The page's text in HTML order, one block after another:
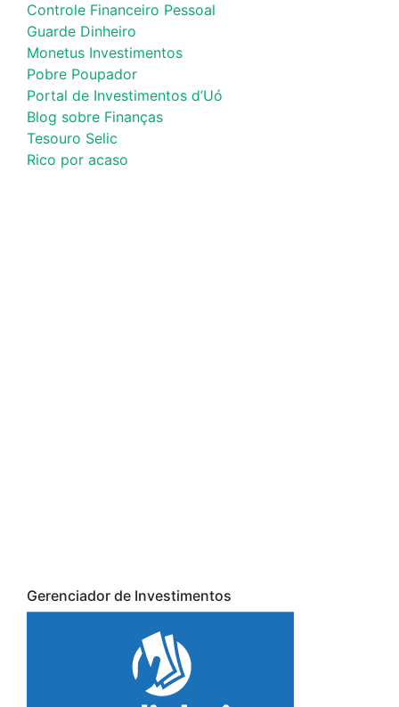
Controle Financeiro Pessoal
Guarde Dinheiro
Monetus Investimentos
Pobre Poupador
Portal de Investimentos d’Uó
Blog sobre Finanças
Tesouro Selic
Rico por acaso
Gerenciador de Investimentos